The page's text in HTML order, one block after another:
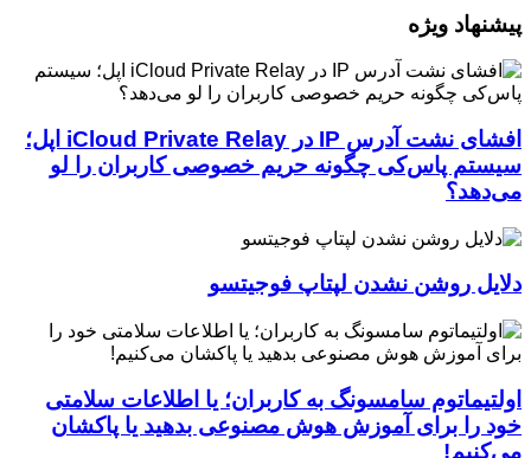
پیشنهاد ویژه
افشای نشت آدرس IP در iCloud Private Relay اپل؛
سیستم پاس‌کی چگونه حریم خصوصی کاربران را لو
می‌دهد؟
دلایل روشن نشدن لپتاپ فوجیتسو
اولتیماتوم سامسونگ به کاربران؛ یا اطلاعات سلامتی
خود را برای آموزش هوش مصنوعی بدهید یا پاکشان
می‌کنیم!